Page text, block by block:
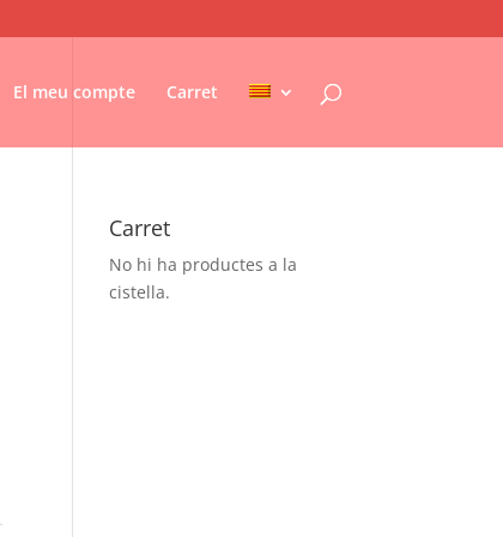
El meu compte Carret
Carret
No hi ha productes a la
cistella.